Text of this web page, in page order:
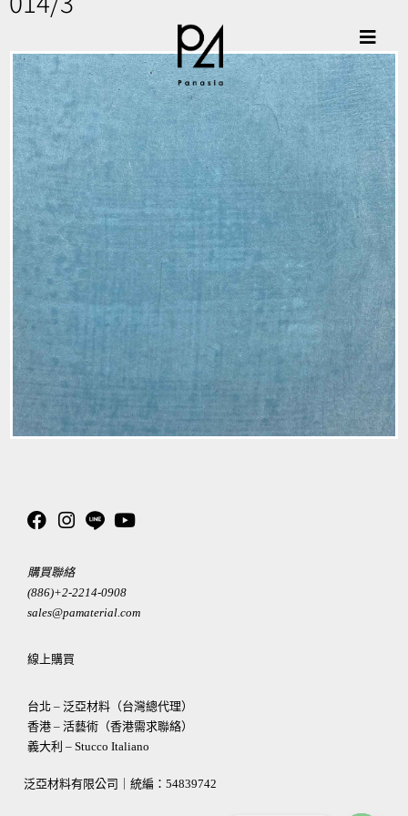
購買聯絡
(886)+2-2214-0908
sales@pamaterial.com
線上購買
台北 – 泛亞材料（台灣總代理）
香港 – 活藝術（香港需求聯絡）
義大利 – Stucco Italiano
泛亞材料有限公司｜統編： 54839742